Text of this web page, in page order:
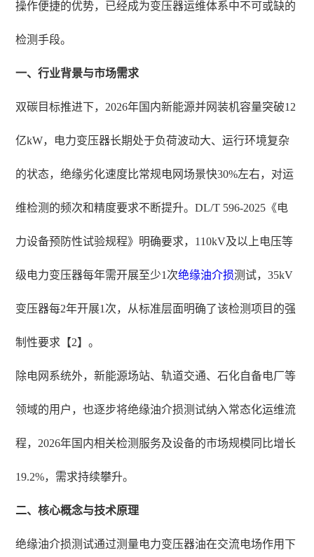
操作便捷的优势，已经成为变压器运维体系中不可或缺的
检测手段。
一、行业背景与市场需求
双碳目标推进下，2026年国内新能源并网装机容量突破12
亿kW，电力变压器长期处于负荷波动大、运行环境复杂
的状态，绝缘劣化速度比常规电网场景快30%左右，对运
维检测的频次和精度要求不断提升。DL/T 596-2025《电
力设备预防性试验规程》明确要求，110kV及以上电压等
级电力变压器每年需开展至少1次绝缘油介损测试，35kV
变压器每2年开展1次，从标准层面明确了该检测项目的强
制性要求【2】。
除电网系统外，新能源场站、轨道交通、石化自备电厂等
领域的用户，也逐步将绝缘油介损测试纳入常态化运维流
程，2026年国内相关检测服务及设备的市场规模同比增长
19.2%，需求持续攀升。
二、核心概念与技术原理
绝缘油介损测试通过测量电力变压器油在交流电场作用下